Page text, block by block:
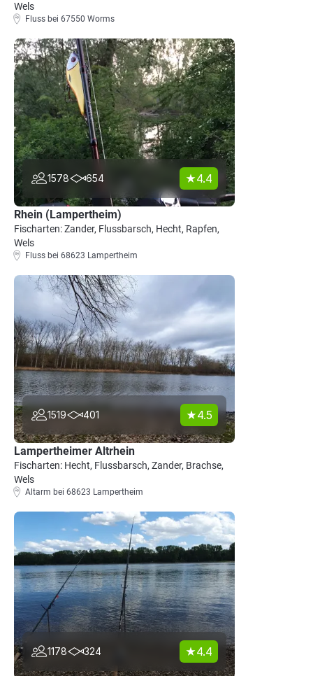
Wels
Fluss bei 67550 Worms
1578 654 4.4
Rhein (Lampertheim)
Fischarten: Zander, Flussbarsch, Hecht, Rapfen,
Wels
Fluss bei 68623 Lampertheim
1519 401 4.5
Lampertheimer Altrhein
Fischarten: Hecht, Flussbarsch, Zander, Brachse,
Wels
Altarm bei 68623 Lampertheim
1178 324 4.4